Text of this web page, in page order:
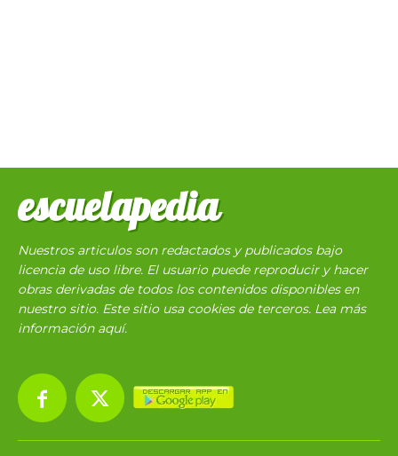
escuelapedia
Nuestros articulos son redactados y publicados bajo
licencia de uso libre. El usuario puede reproducir y hacer
obras derivadas de todos los contenidos disponibles en
nuestro sitio. Este sitio usa cookies de terceros. Lea más
información aquí.